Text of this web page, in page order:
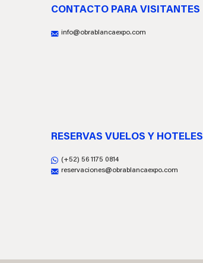
CONTACTO PARA VISITANTES
info@obrablancaexpo.com
RESERVAS VUELOS Y HOTELES
(+52) 56 1175 0814
reservaciones@obrablancaexpo.com